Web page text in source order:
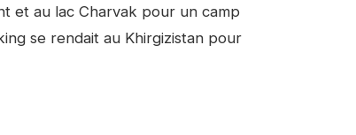
et au lac Charvak pour un camp
se rendait au Khirgizistan pour